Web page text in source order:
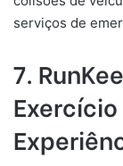
serviços de
7.